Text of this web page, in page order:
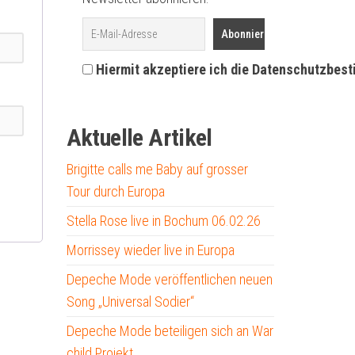
Hiermit akzeptiere ich die
Aktuelle Artikel
Brigitte calls me Baby auf grosser
Tour durch Europa
Stella Rose live in Bochum 06.02.26
Morrissey wieder live in Europa
Depeche Mode veröffentlichen neuen
Song „Universal Sodier“
Depeche Mode beteiligen sich an War